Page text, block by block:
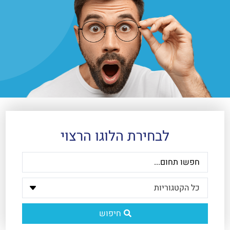
לבחירת הלוגו הרצוי
חיפוש